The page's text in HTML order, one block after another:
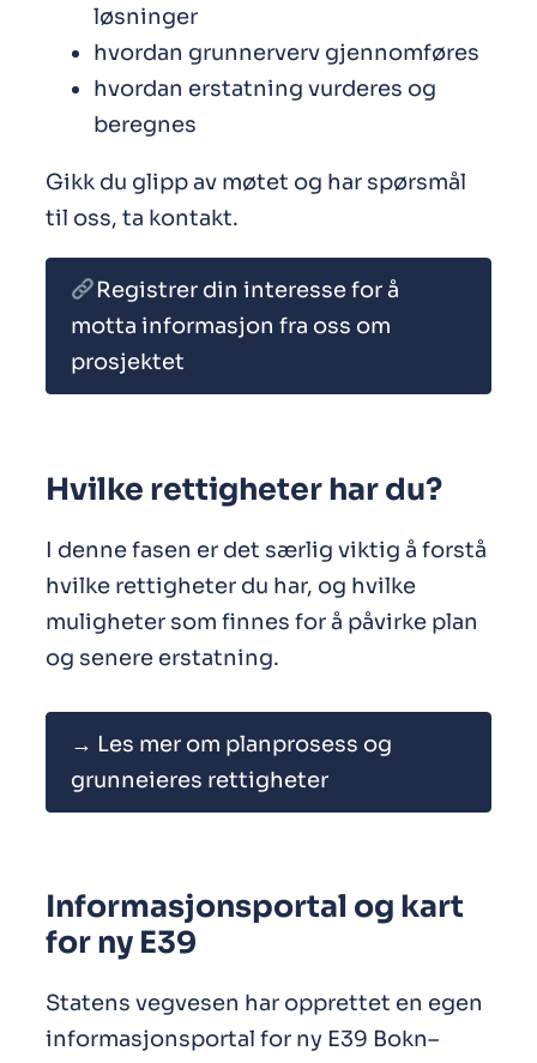
løsninger
hvordan grunnerverv gjennomføres
hvordan erstatning vurderes og
beregnes
Gikk du glipp av møtet og har spørsmål
til oss, ta kontakt.
Registrer din interesse for å
motta informasjon fra oss om
prosjektet
Hvilke rettigheter har du?
I denne fasen er det særlig viktig å forstå
hvilke rettigheter du har, og hvilke
muligheter som finnes for å påvirke plan
og senere erstatning.
→ Les mer om planprosess og
grunneieres rettigheter
Informasjonsportal og kart
for ny E39
Statens vegvesen har opprettet en egen
informasjonsportal for ny E39 Bokn–